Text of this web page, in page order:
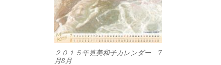
２０１５年筧美和子カレンダー 7
月8月